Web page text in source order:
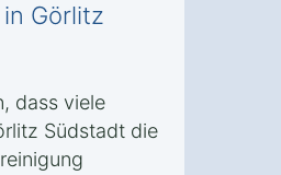
Görlitz
dass viele
Südstadt die